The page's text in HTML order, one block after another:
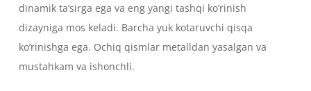
dinamik ta’sirga ega va eng yangi tashqi ko’rinish
dizayniga mos keladi. Barcha yuk kotaruvchi qisqa
ko’rinishga ega. Ochiq qismlar metalldan yasalgan va
mustahkam va ishonchli.